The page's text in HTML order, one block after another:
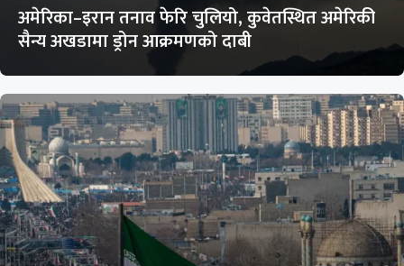
अमेरिका–इरान तनाव फेरि चुलियो, कुवेतस्थित अमेरिकी
सैन्य अखडामा ड्रोन आक्रमणको दाबी